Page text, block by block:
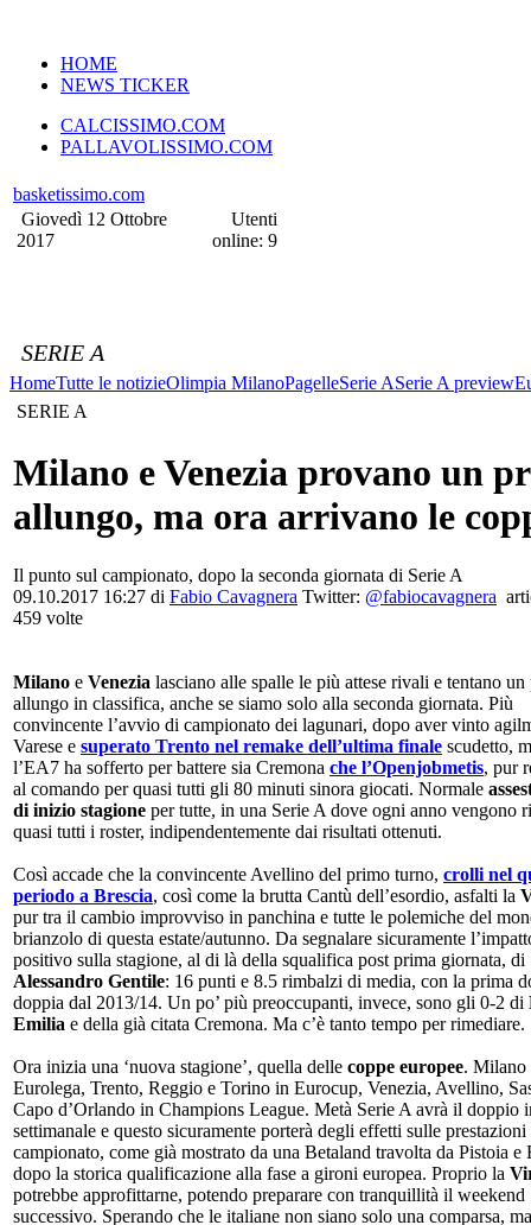
HOME
NEWS TICKER
CALCISSIMO.COM
PALLAVOLISSIMO.COM
basketissimo.com
Giovedì 12 Ottobre
2017
Utenti
online: 9
SERIE A
HomeTutte le notizieOlimpia MilanoPagelleSerie ASerie A preview
SERIE A
Milano e Venezia provano un
allungo, ma ora arrivano le
Il punto sul campionato, dopo la seconda giornata di Serie A
09.10.2017 16:27 di Fabio Cavagnera Twitter: @fabiocavagnera
459 volte
Milano e Venezia lasciano alle spalle le più attese rivali e tentano
allungo in classifica, anche se siamo solo alla seconda giornata. Più
convincente l’avvio di campionato dei lagunari, dopo aver vinto
Varese e superato Trento nel remake dell’ultima finale scudetto,
l’EA7 ha sofferto per battere sia Cremona che l’Openjobmetis, pur
al comando per quasi tutti gli 80 minuti sinora giocati. Normale
di inizio stagione per tutte, in una Serie A dove ogni anno vengono
quasi tutti i roster, indipendentemente dai risultati ottenuti.
Così accade che la convincente Avellino del primo turno, crolli nel
periodo a Brescia, così come la brutta Cantù dell’esordio, asfalti la
pur tra il cambio improvviso in panchina e tutte le polemiche del
brianzolo di questa estate/autunno. Da segnalare sicuramente
positivo sulla stagione, al di là della squalifica post prima giornata, di
Alessandro Gentile: 16 punti e 8.5 rimbalzi di media, con la prima
doppia dal 2013/14. Un po’ più preoccupanti, invece, sono gli 0-2 di
Emilia e della già citata Cremona. Ma c’è tanto tempo per rimediare.
Ora inizia una ‘nuova stagione’, quella delle coppe europee. Milano
Eurolega, Trento, Reggio e Torino in Eurocup, Venezia, Avellino,
Capo d’Orlando in Champions League. Metà Serie A avrà il doppio
settimanale e questo sicuramente porterà degli effetti sulle prestazioni
campionato, come già mostrato da una Betaland travolta da Pistoia e
dopo la storica qualificazione alla fase a gironi europea. Proprio la
potrebbe approfittarne, potendo preparare con tranquillità il weekend
successivo. Sperando che le italiane non siano solo una comparsa,